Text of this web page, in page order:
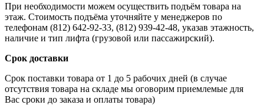
При необходимости можем осуществить подъём товара на
этаж. Стоимость подъёма уточняйте у менеджеров по
телефонам (812) 642-92-33, (812) 939-42-48, указав этажность,
наличие и тип лифта (грузовой или пассажирский).
Срок доставки
Срок поставки товара от 1 до 5 рабочих дней (в случае
отсутствия товара на складе мы оговорим приемлемые для
Вас сроки до заказа и оплаты товара)